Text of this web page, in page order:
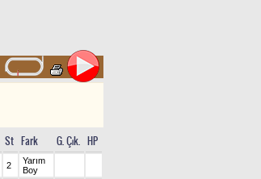
St Fark G. Çık. HP
2
Yarım
Boy